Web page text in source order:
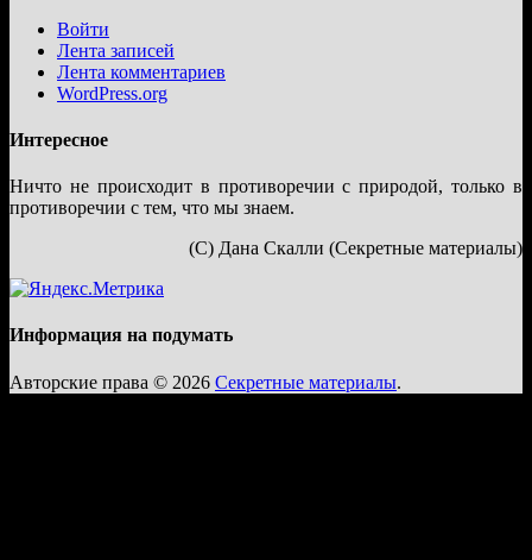
Войти
Лента записей
Лента комментариев
WordPress.org
Интересное
Ничто не происходит в противоречии с природой, только в
противоречии с тем, что мы знаем.
(С) Дана Скалли (Секретные материалы)
Информация на подумать
Авторские права © 2026 Секретные материалы.